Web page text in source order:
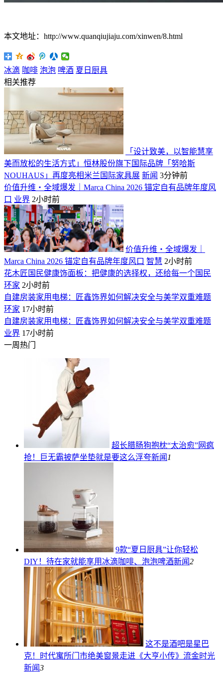
本文地址：http://www.quanqiujiaju.com/xinwen/8.html
冰滴 咖啡 泡泡 啤酒 夏日厨具
相关推荐
「设计致美，以智能慧享
美而放松的生活方式」恒林股份旗下国际品牌「努哈斯
NOUHAUS」再度亮相米兰国际家具展 新闻 3分钟前
价值升维・全域爆发｜Marca China 2026 锚定自有品牌年度风
口 业界 2小时前
价值升维・全域爆发｜
Marca China 2026 锚定自有品牌年度风口 智慧 2小时前
花木匠国民健康饰面板：把健康的选择权，还给每一个国民
环家 2小时前
自建房装家用电梯：匠鑫饰界如何解决安全与美学双重难题
环家 17小时前
自建房装家用电梯：匠鑫饰界如何解决安全与美学双重难题
业界 17小时前
一周热门
超长腊肠狗抱枕“太治愈”网疯
抢！巨无霸披萨坐垫就是要这么浮夸新闻1
9款“夏日厨具”让你轻松
DIY！待在家就能享用冰滴咖啡、泡泡啤酒新闻2
这不是酒吧是星巴
克！时代寓所门市绝美窗景走进《大亨小传》流金时光
新闻3